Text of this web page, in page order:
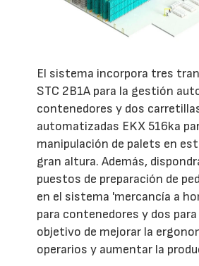
El sistema incorpora tres
STC 2B1A para la gestión
contenedores y dos
automatizadas EKX 516ka
manipulación de palets en
gran altura. Además,
puestos de preparación de
en el sistema 'mercancía a
para contenedores y dos
objetivo de mejorar la
operarios y aumentar la